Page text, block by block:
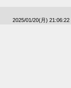
2025/01/20(月) 21:06:22